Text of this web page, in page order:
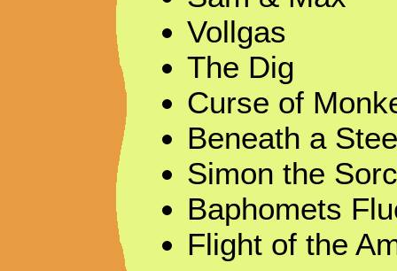
Vollgas
The Dig
Curse of
Beneath a
Simon the
Baphomets
Flight of the